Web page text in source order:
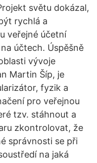
světu dokázal,
rychlá a
veřejné účetní
účtech. Úspěšně
vývoje
Martin Šíp, je
fyzik a
pro veřejnou
tzv. stáhnout a
zkontrolovat, že
správnosti se při
na jaká